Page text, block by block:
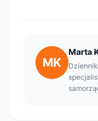
MK
Marta